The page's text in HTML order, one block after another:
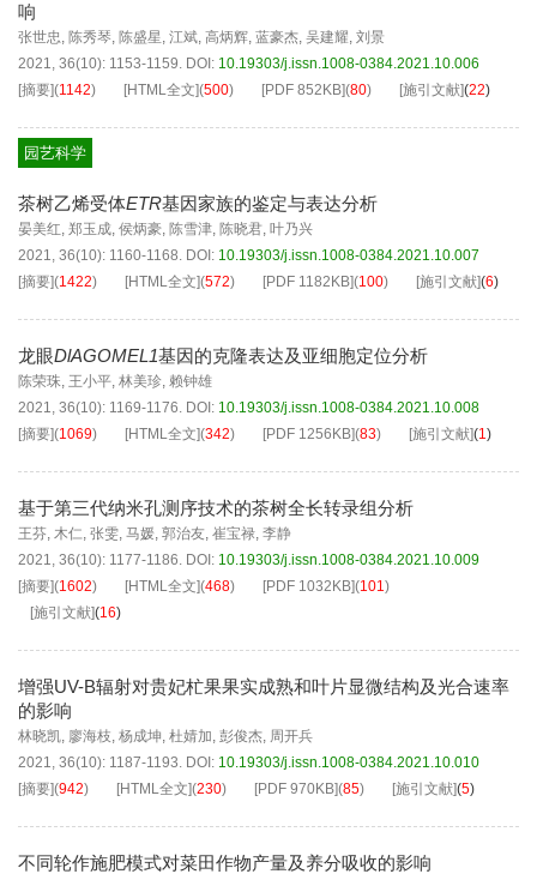
响
张世忠, 陈秀琴, 陈盛星, 江斌, 高炳辉, 蓝豪杰, 吴建耀, 刘景
2021, 36(10): 1153-1159. DOI: 10.19303/j.issn.1008-0384.2021.10.006
[摘要](1142) [HTML全文](500) [PDF 852KB](80) [施引文献](22)
园艺科学
茶树乙烯受体ETR基因家族的鉴定与表达分析
晏美红, 郑玉成, 侯炳豪, 陈雪津, 陈晓君, 叶乃兴
2021, 36(10): 1160-1168. DOI: 10.19303/j.issn.1008-0384.2021.10.007
[摘要](1422) [HTML全文](572) [PDF 1182KB](100) [施引文献](6)
龙眼DlAGOMEL1基因的克隆表达及亚细胞定位分析
陈荣珠, 王小平, 林美珍, 赖钟雄
2021, 36(10): 1169-1176. DOI: 10.19303/j.issn.1008-0384.2021.10.008
[摘要](1069) [HTML全文](342) [PDF 1256KB](83) [施引文献](1)
基于第三代纳米孔测序技术的茶树全长转录组分析
王芬, 木仁, 张雯, 马媛, 郭治友, 崔宝禄, 李静
2021, 36(10): 1177-1186. DOI: 10.19303/j.issn.1008-0384.2021.10.009
[摘要](1602) [HTML全文](468) [PDF 1032KB](101)
[施引文献](16)
增强UV-B辐射对贵妃杧果果实成熟和叶片显微结构及光合速率
的影响
林晓凯, 廖海枝, 杨成坤, 杜婧加, 彭俊杰, 周开兵
2021, 36(10): 1187-1193. DOI: 10.19303/j.issn.1008-0384.2021.10.010
[摘要](942) [HTML全文](230) [PDF 970KB](85) [施引文献](5)
不同轮作施肥模式对菜田作物产量及养分吸收的影响